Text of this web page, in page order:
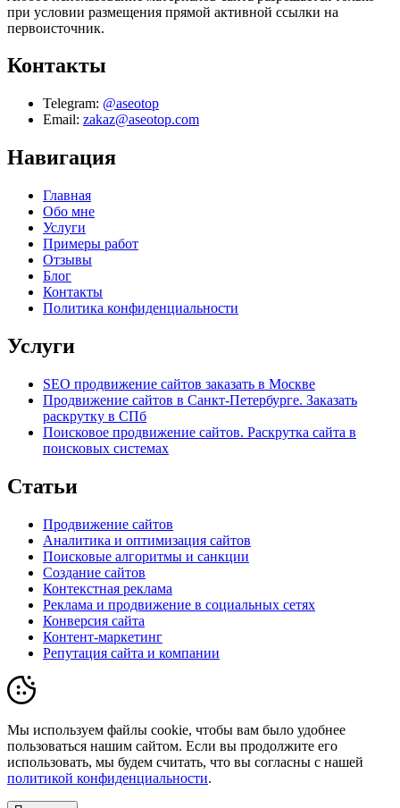
при условии размещения прямой активной ссылки на
первоисточник.
Контакты
Telegram: @aseotop
Email: zakaz@aseotop.com
Навигация
Главная
Обо мне
Услуги
Примеры работ
Отзывы
Блог
Контакты
Политика конфиденциальности
Услуги
SEO продвижение сайтов заказать в Москве
Продвижение сайтов в Санкт-Петербурге. Заказать
раскрутку в СПб
Поисковое продвижение сайтов. Раскрутка сайта в
поисковых системах
Статьи
Продвижение сайтов
Аналитика и оптимизация сайтов
Поисковые алгоритмы и санкции
Создание сайтов
Контекстная реклама
Реклама и продвижение в социальных сетях
Конверсия сайта
Контент-маркетинг
Репутация сайта и компании
Мы используем файлы cookie, чтобы вам было удобнее
пользоваться нашим сайтом. Если вы продолжите его
использовать, мы будем считать, что вы согласны с нашей
политикой конфиденциальности.